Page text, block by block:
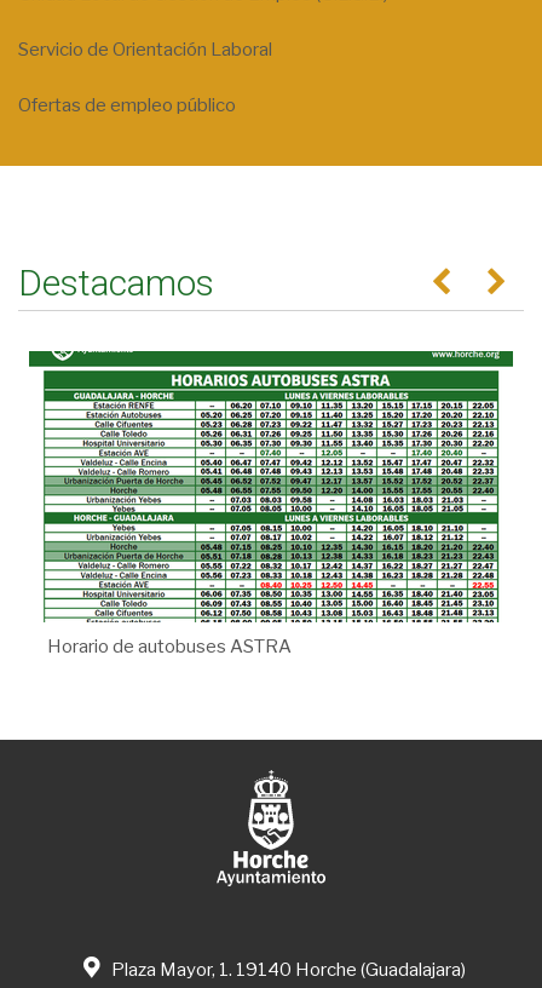
Servicio de Orientación Laboral
Ofertas de empleo público
Destacamos Anterior
Horario de autobuses ASTRA
Plaza Mayor, 1. 19140 Horche (Guadalajara)